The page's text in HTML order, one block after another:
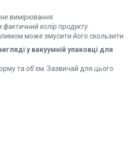
вимірювання.
фактичний колір продукту.
може змусити його скользити.
у вакуумній упаковці для
та об'єм. Зазвичай для цього